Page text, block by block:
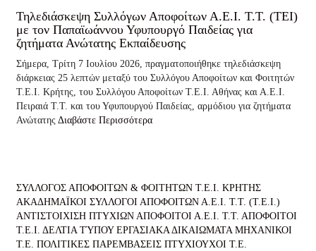
Τηλεδιάσκεψη Συλλόγων Αποφοίτων Α.Ε.Ι. Τ.Τ. (ΤΕΙ)
με τον Παπαϊωάννου Υφυπουργό Παιδείας για
ζητήματα Ανώτατης Εκπαίδευσης
Σήμερα, Τρίτη 7 Ιουλίου 2026, πραγματοποιήθηκε τηλεδιάσκεψη
διάρκειας 25 λεπτών μεταξύ του Συλλόγου Αποφοίτων και Φοιτητών
Τ.Ε.Ι. Κρήτης, του Συλλόγου Αποφοίτων Τ.Ε.Ι. Αθήνας και Α.Ε.Ι.
Πειραιά Τ.Τ. και του Υφυπουργού Παιδείας, αρμόδιου για ζητήματα
Ανώτατης Διαβάστε Περισσότερα
ΣΥΛΛΟΓΟΣ ΑΠΟΦΟΙΤΩΝ & ΦΟΙΤΗΤΩΝ Τ.Ε.Ι. ΚΡΗΤΗΣ
ΑΚΑΔΗΜΑΪΚΟΙ ΣΥΛΛΟΓΟΙ ΑΠΟΦΟΙΤΩΝ Α.Ε.Ι. Τ.Τ. (Τ.Ε.Ι.)
ΑΝΤΙΣΤΟΙΧΙΣΗ ΠΤΥΧΙΩΝ ΑΠΟΦΟΙΤΟΙ Α.Ε.Ι. Τ.Τ. ΑΠΟΦΟΙΤΟΙ
Τ.Ε.Ι. ΔΕΛΤΙΑ ΤΎΠΟΥ ΕΡΓΑΣΙΑΚΑ ΔΙΚΑΙΩΜΑΤΑ ΜΗΧΑΝΙΚΟΙ
Τ.Ε. ΠΟΛΙΤΙΚΕΣ ΠΑΡΕΜΒΑΣΕΙΣ ΠΤΥΧΙΟΥΧΟΙ Τ.Ε.